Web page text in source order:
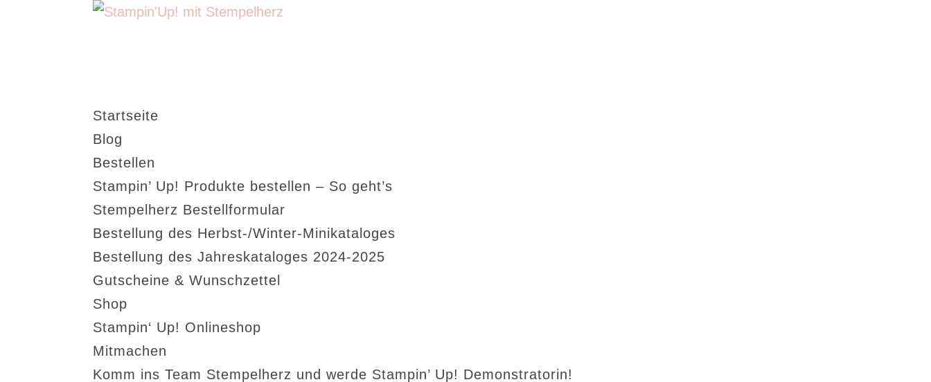
Startseite
Blog
Bestellen
Stampin’ Up! Produkte bestellen – So geht’s
Stempelherz Bestellformular
Bestellung des Herbst-/Winter-Minikataloges
Bestellung des Jahreskataloges 2024-2025
Gutscheine & Wunschzettel
Shop
Stampin‘ Up! Onlineshop
Mitmachen
Komm ins Team Stempelherz und werde Stampin’ Up! Demonstratorin!